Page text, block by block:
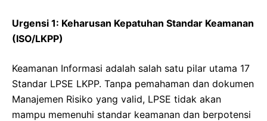
Urgensi 1: Keharusan Kepatuhan Standar Keamanan
(ISO/LKPP)
Keamanan Informasi adalah salah satu pilar utama 17
Standar LPSE LKPP. Tanpa pemahaman dan dokumen
Manajemen Risiko yang valid, LPSE tidak akan
mampu memenuhi standar keamanan dan berpotensi